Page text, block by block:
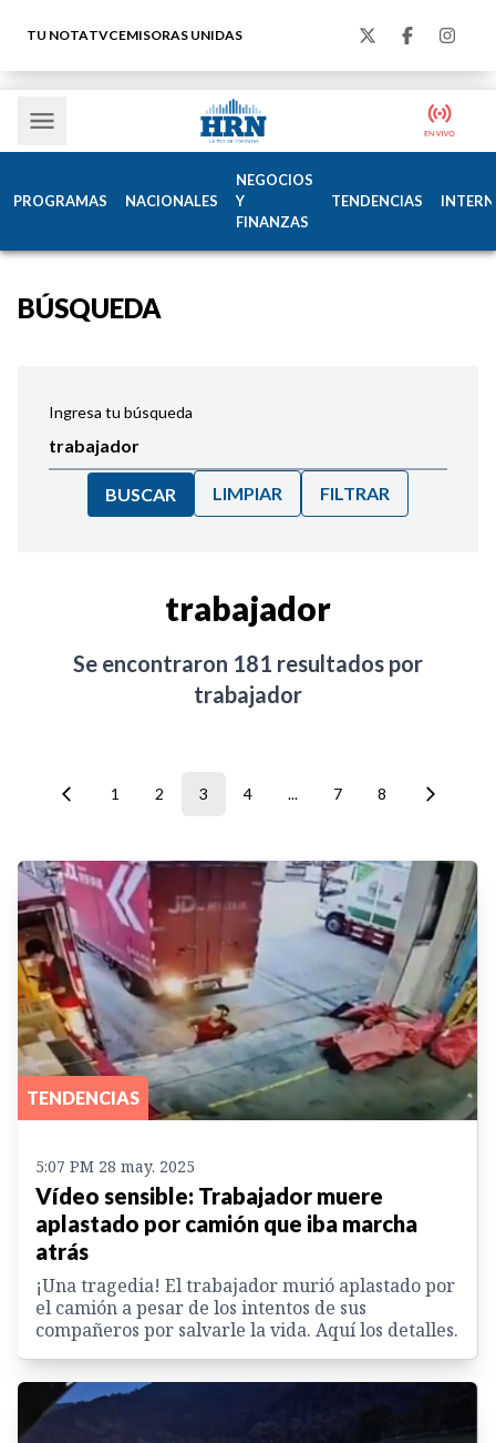
TU NOTATVCEMISORAS UNIDAS
PROGRAMAS NACIONALES
NEGOCIOS
Y
FINANZAS
TENDENCIAS
BÚSQUEDA
Ingresa tu búsqueda
BUSCAR LIMPIAR FILTRAR
trabajador
Se encontraron 181 resultados por
trabajador
1 2 3 4 ... 7 8
TENDENCIAS
5:07 PM 28 may. 2025
Vídeo sensible: Trabajador muere
aplastado por camión que iba marcha
atrás
¡Una tragedia! El trabajador murió aplastado por
el camión a pesar de los intentos de sus
compañeros por salvarle la vida. Aquí los detalles.